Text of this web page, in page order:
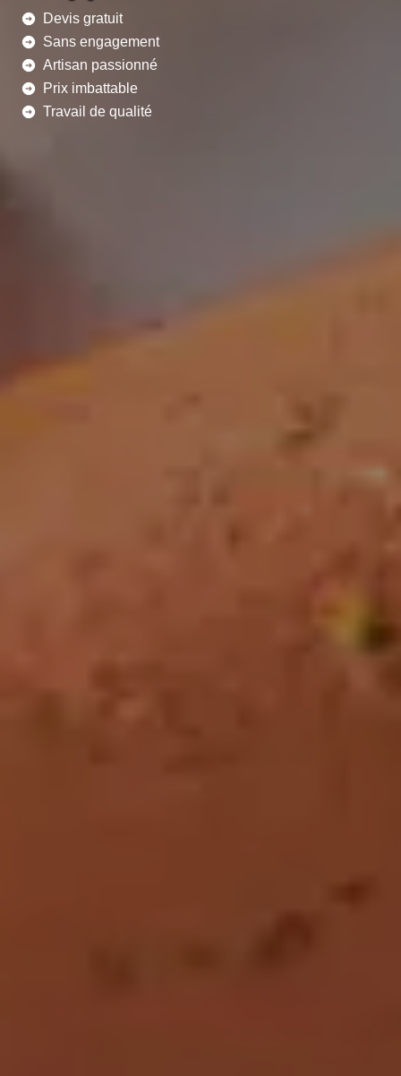
Devis gratuit
Sans engagement
Artisan passionné
Prix imbattable
Travail de qualité